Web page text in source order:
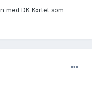
med DK Kortet som